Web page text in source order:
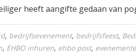
heeft aangifte gedaan van
bedrijfsevenement bedrijfsfeest
EHBO inhuren ehbo post